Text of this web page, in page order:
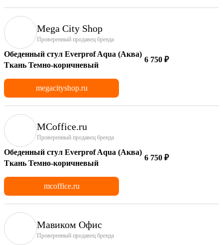
Mega City Shop
Проверенный продавец бренда
Обеденный стул Everprof Aqua (Аква)
Ткань Темно-коричневый
6 750 ₽
megacityshop.ru
MCoffice.ru
Проверенный продавец бренда
Обеденный стул Everprof Aqua (Аква)
Ткань Темно-коричневый
6 750 ₽
mcoffice.ru
Мавиком Офис
Проверенный продавец бренда